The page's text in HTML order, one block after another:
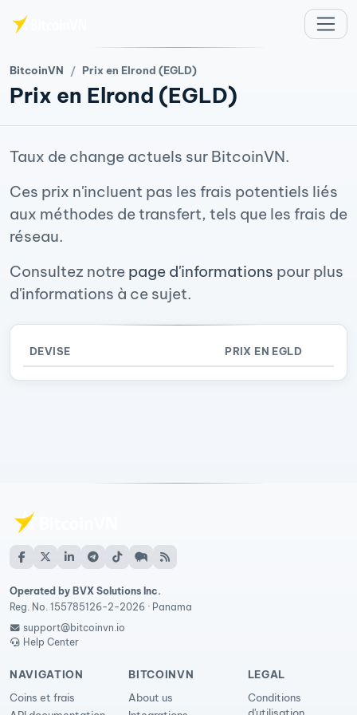
BitcoinVN Prix en Elrond (EGLD)
Prix en Elrond (EGLD)
Taux de change actuels sur BitcoinVN.
Ces prix n'incluent pas les frais potentiels liés
aux méthodes de transfert, tels que les frais de
réseau.
Consultez notre page d'informations pour plus
d'informations à ce sujet.
DEVISE PRIX EN EGLD
Operated by BVX Solutions Inc.
Reg. No. 155785126-2-2026 · Panama
support@bitcoinvn.io
Help Center
NAVIGATION
Coins et frais
BITCOINVN
About us
LEGAL
Conditions